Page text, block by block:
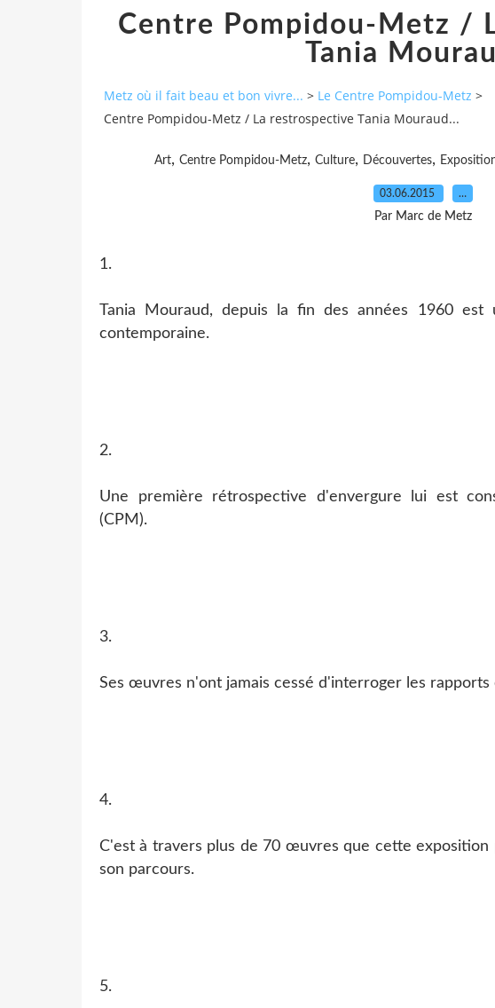
Centre Pompidou-Metz /
Tania
Metz où il fait beau et bon vivre... > Le Centre Pompidou-Metz >
Centre Pompidou-Metz / La restrospective Tania Mouraud...
Art, Centre Pompidou-Metz, Culture, Découvertes,
03.06.2015 …
Par Marc de Metz
1.
Tania Mouraud, depuis la fin des années 1960
contemporaine.
2.
Une première rétrospective d'envergure lui est
(CPM).
3.
Ses œuvres n'ont jamais cessé d'interroger les
4.
C'est à travers plus de 70 œuvres que cette exposition
son parcours.
5.